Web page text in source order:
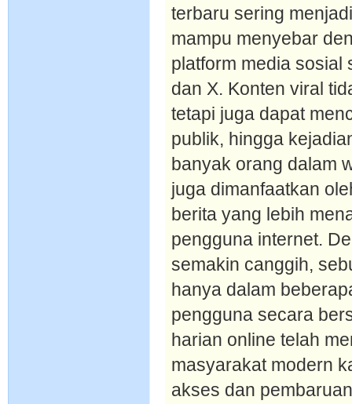
terbaru sering
mampu menyebar
platform media sosial
dan X. Konten viral
tetapi juga dapat
publik, hingga
banyak orang dalam
juga dimanfaatkan
berita yang lebih
pengguna internet.
semakin canggih,
hanya dalam
pengguna secara
harian online telah
masyarakat modern
akses dan